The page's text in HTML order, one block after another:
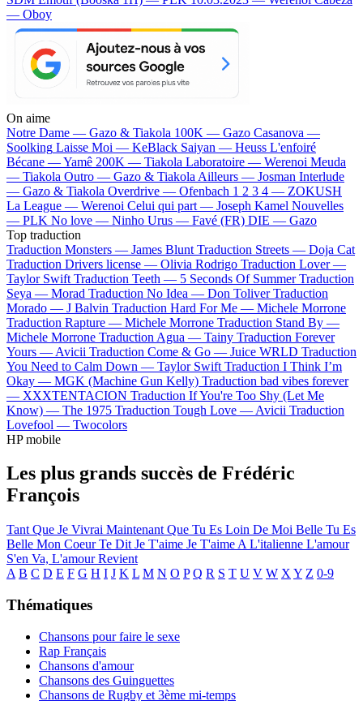
— Oboy
On aime
Notre Dame — Gazo & Tiakola 100K — Gazo Casanova —
Soolking Laisse Moi — KeBlack Saiyan — Heuss L'enfoiré
Bécane —Yamê 200K — Tiakola Laboratoire — Werenoi Meuda
— Tiakola Outro — Gazo & Tiakola Ailleurs — Josman Interlude
— Gazo & Tiakola Overdrive — Ofenbach 1 2 3 4 — ZOKUSH
La League — Werenoi Celui qui part — Joseph Kamel Nouvelles
— PLK No love — Ninho Urus — Favé (FR) DIE — Gazo
Top traduction
Traduction Monsters — James Blunt Traduction Streets — Doja Cat
Traduction Drivers license — Olivia Rodrigo Traduction Lover —
Taylor Swift Traduction Teeth — 5 Seconds Of Summer Traduction
Seya — Morad Traduction No Idea — Don Toliver Traduction
Morado — J Balvin Traduction Hard For Me — Michele Morrone
Traduction Rapture — Michele Morrone Traduction Stand By —
Michele Morrone Traduction Agua — Tainy Traduction Forever
Yours — Avicii Traduction Come & Go — Juice WRLD Traduction
You Need to Calm Down — Taylor Swift Traduction I Think I’m
Okay — MGK (Machine Gun Kelly) Traduction bad vibes forever
— XXXTENTACION Traduction If You're Too Shy (Let Me
Know) — The 1975 Traduction Tough Love — Avicii Traduction
Lovefool — Twocolors
HP mobile
Les plus grands succès de Frédéric
François
Tant Que Je Vivrai Maintenant Que Tu Es Loin De Moi Belle Tu Es
Belle Mon Coeur Te Dit Je T'aime Je T'aime A L'italienne L'amour
S'en Va, L'amour Revient
A B C D E F G H I J K L M N O P Q R S T U V W X Y Z 0-9
Thématiques
Chansons pour faire le sexe
Rap Français
Chansons d'amour
Chansons des Guinguettes
Chansons de Rugby et 3ème mi-temps